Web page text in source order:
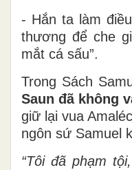
- Hắn ta làm
thương để che
mắt cá sấu”.
Trong Sách
Saun đã không
giữ lại vua
ngôn sứ Samuel
“Tôi đã phạm tội,